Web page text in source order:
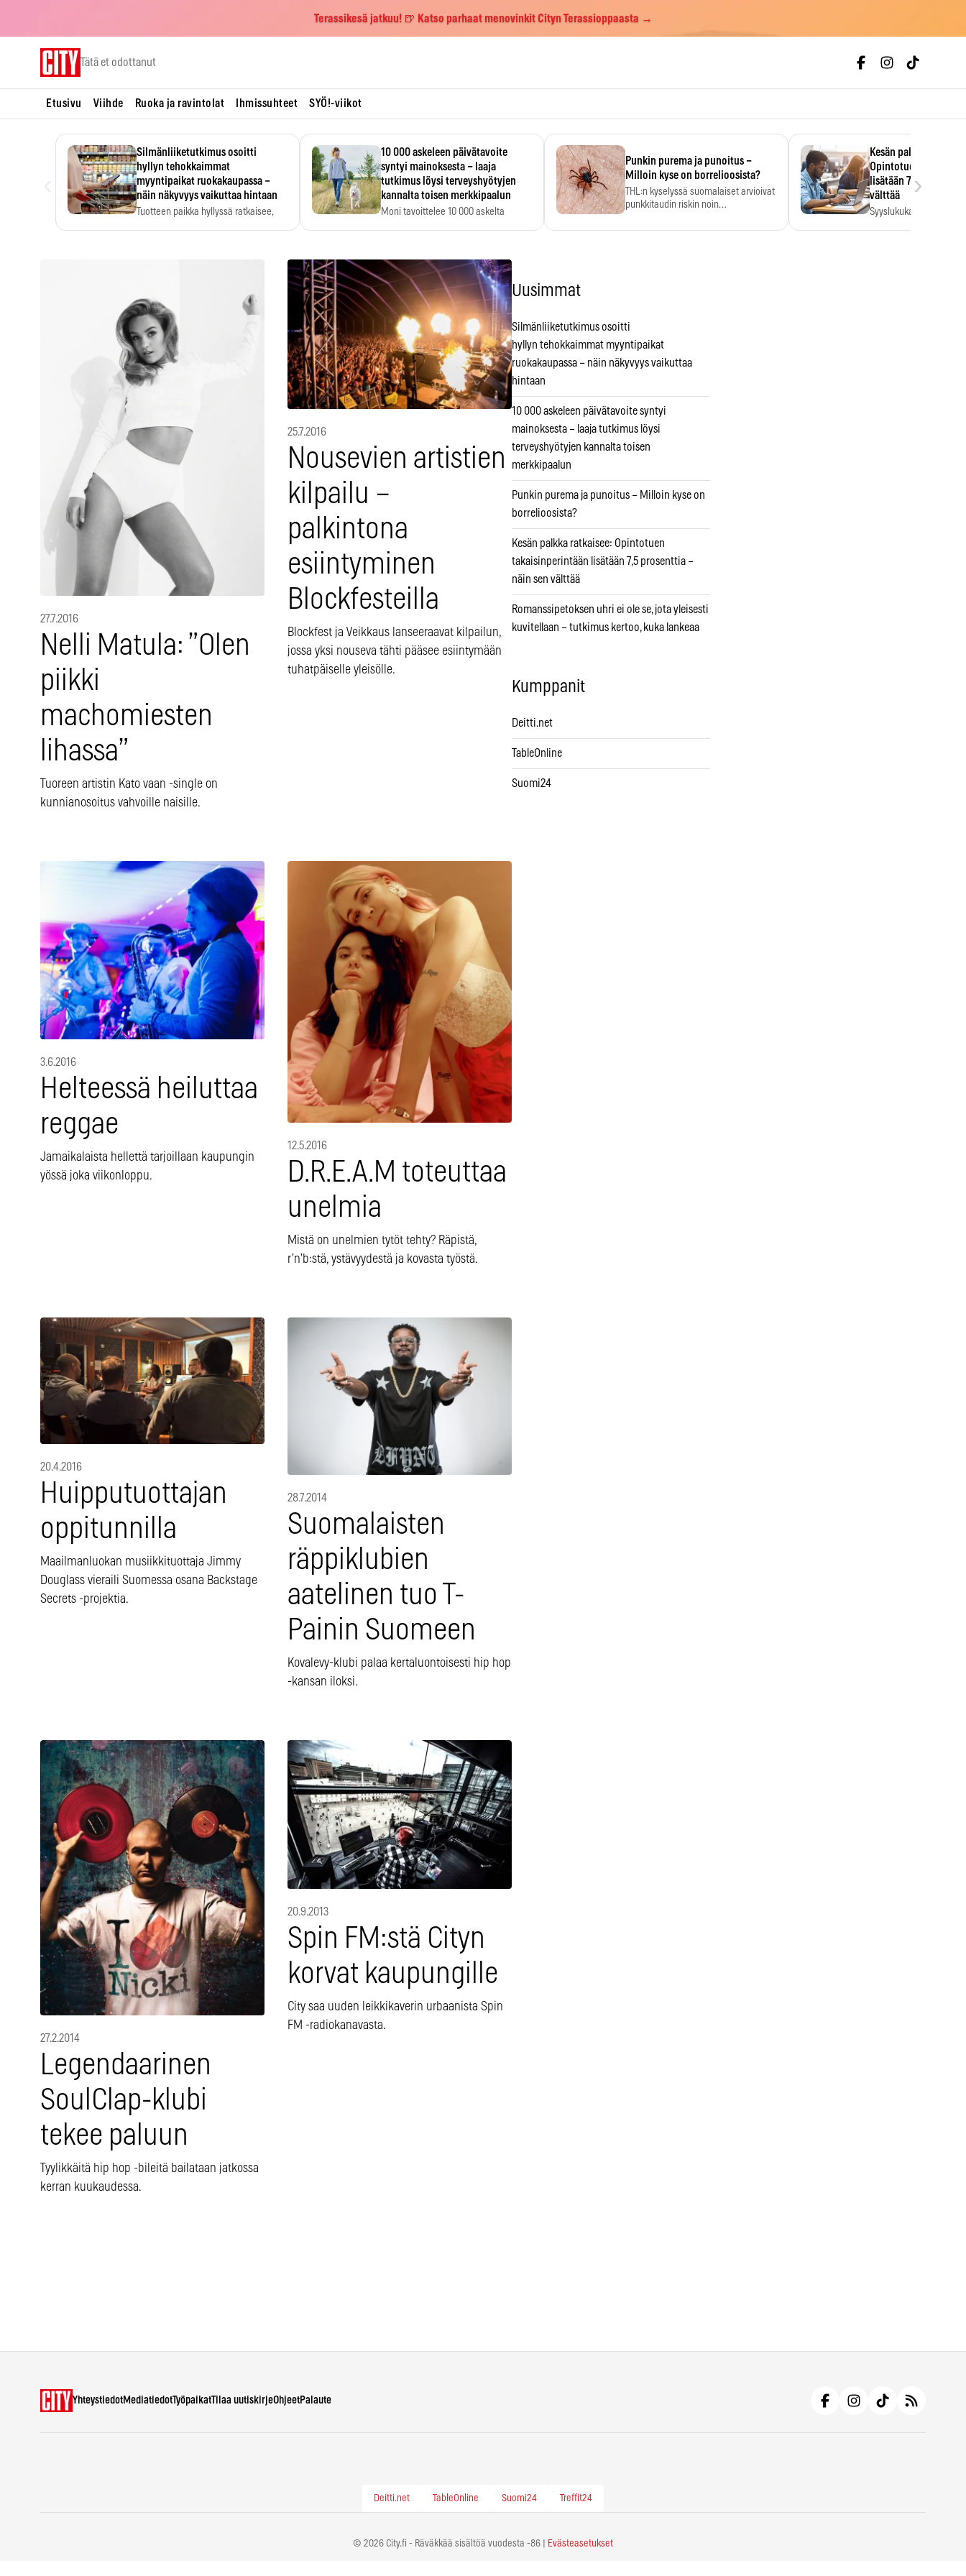
Terassikesä jatkuu! 🍺 Katso parhaat menovinkit Cityn Terassioppaasta →
Tätä et odottanut
Etusivu Viihde Ruoka ja ravintolat Ihmissuhteet SYÖ!-viikot
Silmänliiketutkimus osoitti
hyllyn tehokkaimmat
myyntipaikat ruokakaupassa –
näin näkyvyys vaikuttaa hintaan
Tuotteen paikka hyllyssä ratkaisee,
10 000 askeleen päivätavoite
syntyi mainoksesta – laaja
tutkimus löysi terveyshyötyjen
kannalta toisen merkkipaalun
Moni tavoittelee 10 000 askelta
Punkin purema ja punoitus –
Milloin kyse on borrelioosista?
THL:n kyselyssä suomalaiset arvioivat
punkkitaudin riskin noin
Kesän palkka
Opintotuen
lisätään 7,5
välttää
Syyslukukauden
›
27.7.2016
Nelli Matula: ”Olen
piikki
machomiesten
lihassa”
Tuoreen artistin Kato vaan -single on
kunnianosoitus vahvoille naisille.
25.7.2016
Nousevien artistien
kilpailu –
palkintona
esiintyminen
Blockfesteilla
Blockfest ja Veikkaus lanseeraavat kilpailun,
jossa yksi nouseva tähti pääsee esiintymään
tuhatpäiselle yleisölle.
3.6.2016
Helteessä heiluttaa
reggae
Jamaikalaista hellettä tarjoillaan kaupungin
yössä joka viikonloppu.
12.5.2016
D.R.E.A.M toteuttaa
unelmia
Mistä on unelmien tytöt tehty? Räpistä,
r’n’b:stä, ystävyydestä ja kovasta työstä.
20.4.2016
Huipputuottajan
oppitunnilla
Maailmanluokan musiikkituottaja Jimmy
Douglass vieraili Suomessa osana Backstage
Secrets -projektia.
28.7.2014
Suomalaisten
räppiklubien
aatelinen tuo T-
Painin Suomeen
Kovalevy-klubi palaa kertaluontoisesti hip hop
-kansan iloksi.
27.2.2014
Legendaarinen
SoulClap-klubi
tekee paluun
Tyylikkäitä hip hop -bileitä bailataan jatkossa
kerran kuukaudessa.
20.9.2013
Spin FM:stä Cityn
korvat kaupungille
City saa uuden leikkikaverin urbaanista Spin
FM -radiokanavasta.
Uusimmat
Silmänliiketutkimus osoitti
hyllyn tehokkaimmat myyntipaikat
ruokakaupassa – näin näkyvyys vaikuttaa
hintaan
10 000 askeleen päivätavoite syntyi
mainoksesta – laaja tutkimus löysi
terveyshyötyjen kannalta toisen
merkkipaalun
Punkin purema ja punoitus – Milloin kyse on
borrelioosista?
Kesän palkka ratkaisee: Opintotuen
takaisinperintään lisätään 7,5 prosenttia –
näin sen välttää
Romanssipetoksen uhri ei ole se, jota yleisesti
kuvitellaan – tutkimus kertoo, kuka lankeaa
Kumppanit
Deitti.net
TableOnline
Suomi24
YhteystiedotMediatiedotTyöpaikatTilaa uutiskirjeOhjeetPalaute
Deitti.net TableOnline Suomi24 Treffit24
© 2026 City.fi - Räväkkää sisältöä vuodesta -86 | Evästeasetukset